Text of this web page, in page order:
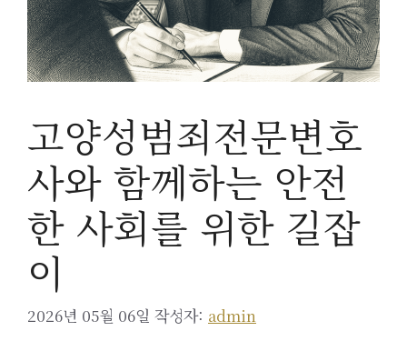
고양성범죄전문변호
사와 함께하는 안전
한 사회를 위한 길잡
이
2026년 05월 06일 작성자: admin